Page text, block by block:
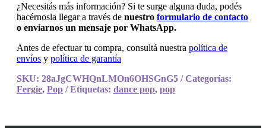
¿Necesitás más información? Si te surge alguna duda, podés
hacérnosla llegar a través de nuestro formulario de contacto
o enviarnos un mensaje por WhatsApp.
Antes de efectuar tu compra, consultá nuestra política de
envíos y política de garantía
SKU: 28aJgCWHQnLMOn6OHSGnG5
Categorías:
Fergie, Pop Etiquetas: dance pop, pop